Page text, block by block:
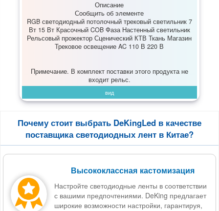
Описание
Сообщить об элементе
RGB светодиодный потолочный трековый светильник 7
Вт 15 Вт Красочный COB Фаза Настенный светильник
Рельсовый прожектор Сценический КТВ Ткань Магазин
Трековое освещение AC 110 В 220 В
Примечание. В комплект поставки этого продукта не
входит рельс.
вид
Почему стоит выбрать DeKingLed в качестве
поставщика светодиодных лент в Китае?
Высококлассная кастомизация
Настройте светодиодные ленты в соответствии
с вашими предпочтениями. DeKing предлагает
широкие возможности настройки, гарантируя,